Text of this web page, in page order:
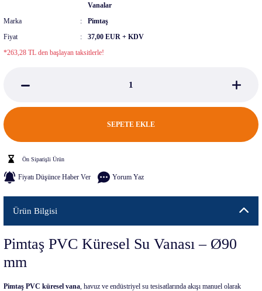
Vanalar
Marka
Pimtaş
Fiyat
37,00 EUR + KDV
*263,28 TL den başlayan taksitlerle!
SEPETE EKLE
Ön Siparişli Ürün
Fiyatı Düşünce Haber Ver Yorum Yaz
Ürün Bilgisi
Pimtaş PVC Küresel Su Vanası – Ø90
mm
Pimtaş PVC küresel vana, havuz ve endüstriyel su tesisatlarında akışı manuel olarak